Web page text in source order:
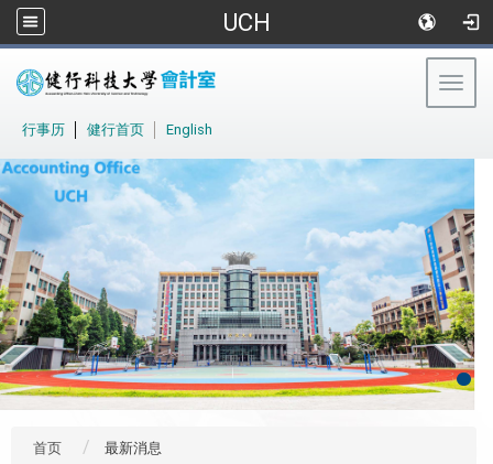
UCH
行事历 健行首页 English
首页 最新消息